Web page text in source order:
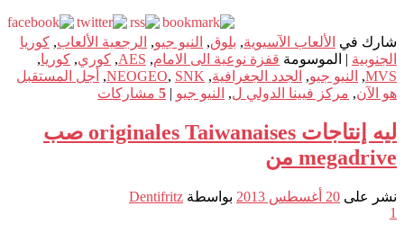
شارك في الألعاب الآسيوية, بلوق, النيو جيو, الرجعية الألعاب, كوريا
الجنوبية | الموسومة قفزة نوعية الى الامام,
AES
, كوري, كوريا,
MVS
, النيو جيو, الجدد الجغرافية,
NEOGEO, SNK
, أجل المستقبل
هو الآن, مركز فيينا الدولي ل, النيو جيو |
5 مشاركات
ليه إنتاجات originales Taiwanaises صب
megadrive من
نشر على 20 أغسطس 2013 بواسطة Dentifritz
1